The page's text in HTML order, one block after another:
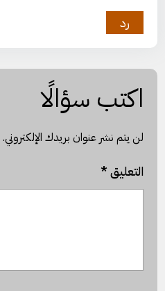
رد
اكتب سؤالًا
لن يتم نشر عنوان بريدك الإلكتروني.
التعليق*